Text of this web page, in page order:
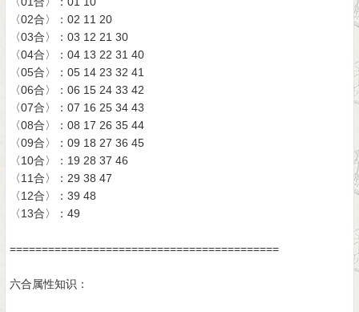
〈02合〉：02 11 20
〈03合〉：03 12 21 30
〈04合〉：04 13 22 31 40
〈05合〉：05 14 23 32 41
〈06合〉：06 15 24 33 42
〈07合〉：07 16 25 34 43
〈08合〉：08 17 26 35 44
〈09合〉：09 18 27 36 45
〈10合〉：19 28 37 46
〈11合〉：29 38 47
〈12合〉：39 48
〈13合〉：49
==========================================
六合属性知识：